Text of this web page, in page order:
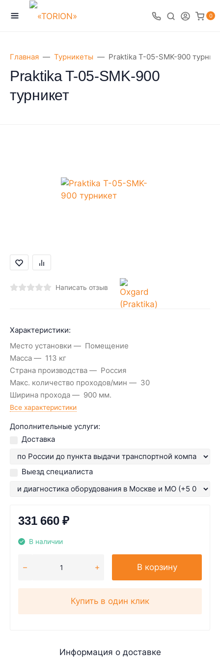
0
Главная Турникеты Praktika T-05-SMK-900
Praktika T-05-SMK-900
турникет
Написать отзыв
Характеристики:
Место установки
Помещение
Масса
113 кг
Страна производства
Россия
Макс. количество проходов/мин
30
Ширина прохода
900 мм.
Все характеристики
Дополнительные услуги:
Доставка
Выезд специалиста
331 660₽
В наличии
В корзину
Купить в один клик
Информация о доставке